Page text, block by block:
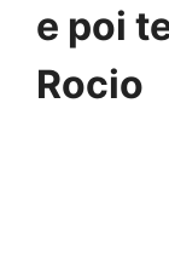
e poi
Rocio